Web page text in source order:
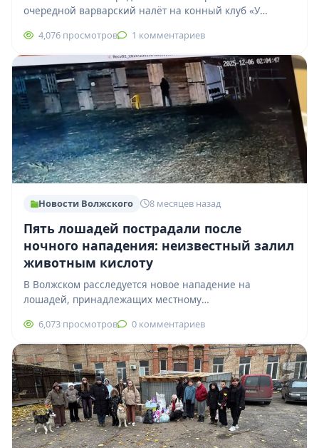
очередной варварский налёт на конный клуб «У
территорию и…
4,076 просмотров 1 комментариев
Новости Волжского 8 месяцев назад
Пять лошадей пострадали после
ночного нападения: неизвестный залил
животным кислоту
В Волжском расследуется новое нападение на
лошадей, принадлежащих местному
ночь с 5 на 6 декабря…
6,073 просмотров 0 комментариев